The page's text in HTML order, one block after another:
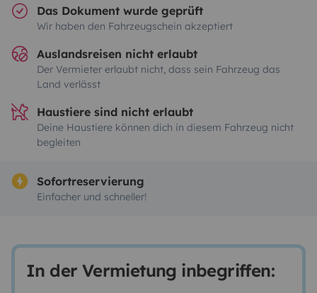
Das Dokument wurde geprüft
Wir haben den Fahrzeugschein akzeptiert
Auslandsreisen nicht erlaubt
Der Vermieter erlaubt nicht, dass sein Fahrzeug das
Land verlässt
Haustiere sind nicht erlaubt
Deine Haustiere können dich in diesem Fahrzeug nicht
begleiten
Sofortreservierung
Einfacher und schneller!
In der Vermietung inbegriffen: